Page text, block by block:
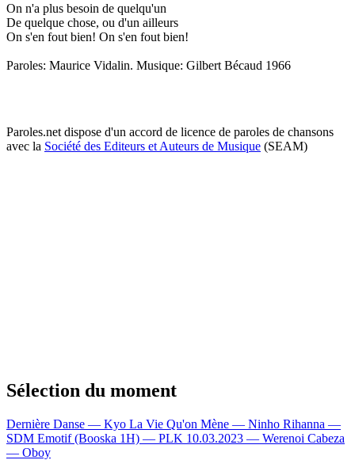
On n'a plus besoin de quelqu'un
De quelque chose, ou d'un ailleurs
On s'en fout bien! On s'en fout bien!
Paroles: Maurice Vidalin. Musique: Gilbert Bécaud 1966
Paroles.net dispose d'un accord de licence de paroles de chansons
avec la Société des Editeurs et Auteurs de Musique (SEAM)
Sélection du moment
Dernière Danse — Kyo La Vie Qu'on Mène — Ninho Rihanna —
SDM Emotif (Booska 1H) — PLK 10.03.2023 — Werenoi Cabeza
— Oboy